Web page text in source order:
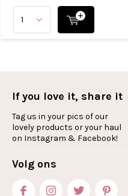
If you love it, share it
Tag us in your pics of our
lovely products or your haul
on Instagram & Facebook!
Volg ons